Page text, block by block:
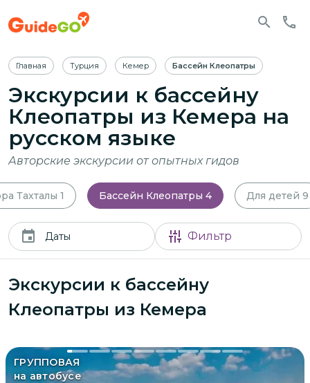
Главная Турция Кемер Бассейн Клеопатры
Экскурсии к бассейну
Клеопатры из Кемера на
русском языке
Авторские экскурсии от опытных гидов
Тахталы 1 Бассейн Клеопатры 4 Для детей 9
Даты Фильтр
Экскурсии к бассейну
Клеопатры из Кемера
ГРУППОВАЯ
на автобусе